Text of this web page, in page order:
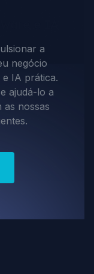
a
negócio
IA prática.
ajudá-lo a
as nossas